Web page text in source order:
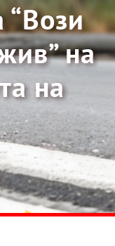
“Вози
на
на